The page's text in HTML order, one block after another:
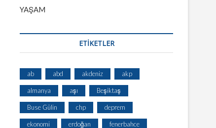
YAŞAM
ETİKETLER
ab abd akdeniz akp
almanya aşı Beşiktaş
Buse Gülin chp deprem
ekonomi erdoğan fenerbahce